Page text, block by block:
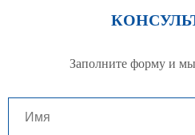
Заполните форму и